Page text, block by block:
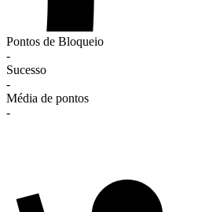
Pontos de Bloqueio
-
Sucesso
-
Média de pontos
-